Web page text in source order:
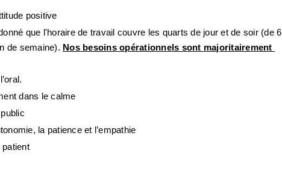
positive
que l'horaire de travail couvre les quarts de jour et de soir (de 6
de semaine). Nos besoins opérationnels sont majoritairement
dans le calme
la patience et l’empathie
patient